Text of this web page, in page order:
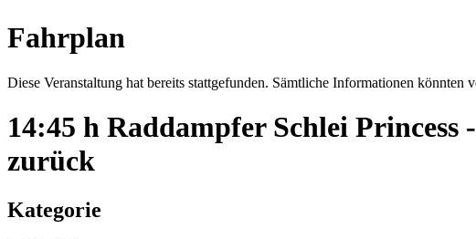
Fahrplan
Diese Veranstaltung hat bereits stattgefunden. Sämtliche Informationen könnten
14:45 h Raddampfer Schlei
zurück
Kategorie